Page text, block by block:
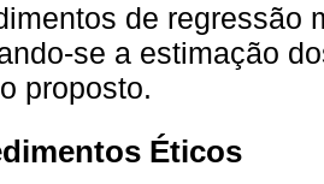
de regressão
se a estimação
proposto.
Éticos